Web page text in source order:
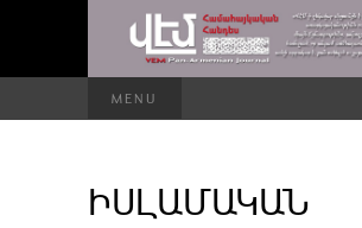
MENU
ԻՍԼԱՄԱԿԱՆ